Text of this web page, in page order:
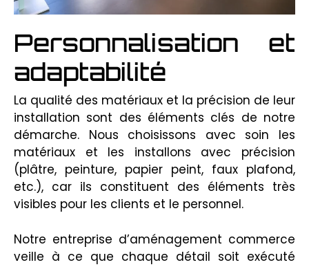
Personnalisation et
adaptabilité
La qualité des matériaux et la précision de leur
installation sont des éléments clés de notre
démarche. Nous choisissons avec soin les
matériaux et les installons avec précision
(plâtre, peinture, papier peint, faux plafond,
etc.), car ils constituent des éléments très
visibles pour les clients et le personnel.
Notre entreprise d’aménagement commerce
veille à ce que chaque détail soit exécuté